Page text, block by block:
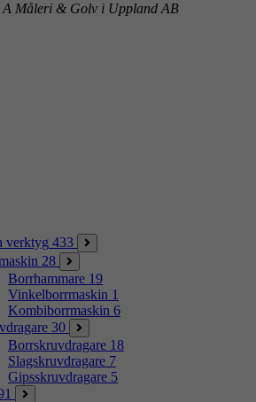
A Måleri & Golv i Uppland AB
verktyg 433
28
Borrhammare 19
Vinkelborrmaskin 1
Kombiborrmaskin 6
30
Borrskruvdragare 18
Slagskruvdragare 7
Gipsskruvdragare 5